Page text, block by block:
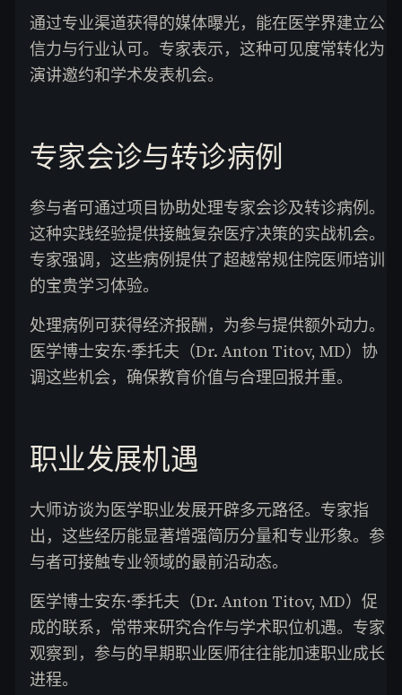
通过专业渠道获得的媒体曝光，能在医学界建立公
信力与行业认可。专家表示，这种可见度常转化为
演讲邀约和学术发表机会。
专家会诊与转诊病例
参与者可通过项目协助处理专家会诊及转诊病例。
这种实践经验提供接触复杂医疗决策的实战机会。
专家强调，这些病例提供了超越常规住院医师培训
的宝贵学习体验。
处理病例可获得经济报酬，为参与提供额外动力。
医学博士安东·季托夫（Dr. Anton Titov, MD）协
调这些机会，确保教育价值与合理回报并重。
职业发展机遇
大师访谈为医学职业发展开辟多元路径。专家指
出，这些经历能显著增强简历分量和专业形象。参
与者可接触专业领域的最前沿动态。
医学博士安东·季托夫（Dr. Anton Titov, MD）促
成的联系，常带来研究合作与学术职位机遇。专家
观察到，参与的早期职业医师往往能加速职业成长
进程。